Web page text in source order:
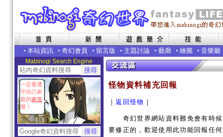
• 本站資訊 • 奇幻會員 • 留言版 • 主題討論 • 藝廊 • 繪圖 • 音樂廳
Mabinogi Search Engine
一定要遵
守自己家
庭的家規
喔！
怪物資料補充回報
｜返回怪物 ｜
奇幻世界網站資料難免會有時候
要修正的，歡迎使用此功能回報任